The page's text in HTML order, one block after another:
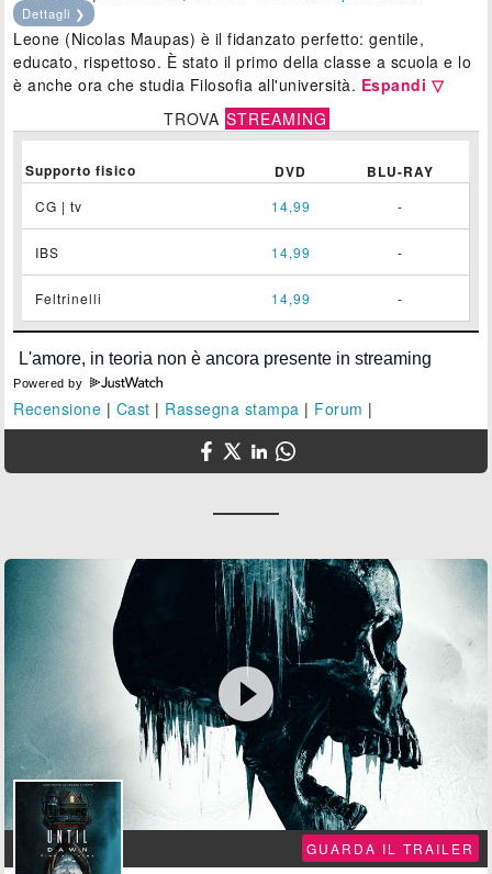
Dettagli ❯
Leone (Nicolas Maupas) è il fidanzato perfetto: gentile,
educato, rispettoso. È stato il primo della classe a scuola e lo
è anche ora che studia Filosofia all'università. Espandi ▽
TROVA STREAMING
Supporto fisico DVD BLU-RAY
CG | tv 14,99 -
IBS 14,99 -
Feltrinelli 14,99 -
Powered by
Recensione | Cast | Rassegna stampa | Forum |

GUARDA IL TRAILER